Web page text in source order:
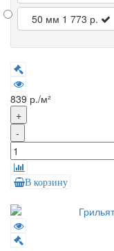
50 мм 1 773 р.
839 р./м²
+
-
В корзину